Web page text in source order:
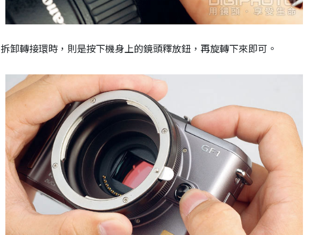
拆卸轉接環時，則是按下機身上的鏡頭釋放鈕，再旋轉下來即可。